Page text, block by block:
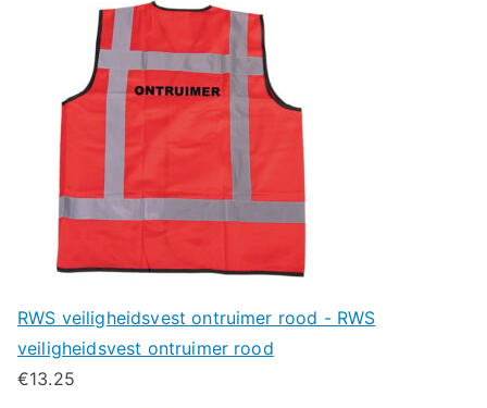
RWS veiligheidsvest ontruimer rood - RWS
veiligheidsvest ontruimer rood
€13.25